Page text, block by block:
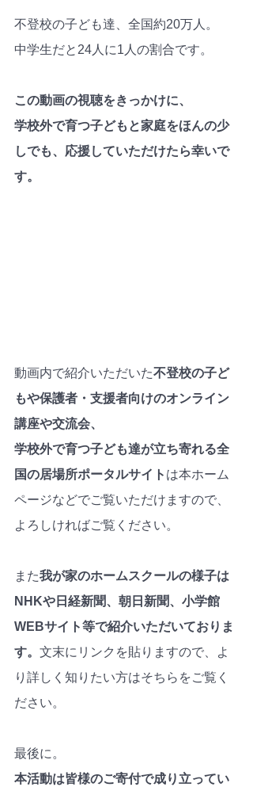
不登校の子ども達、全国約20万人。
中学生だと24人に1人の割合です。
この動画の視聴をきっかけに、
学校外で育つ子どもと家庭をほんの少
しでも、応援していただけたら幸いで
す。
動画内で紹介いただいた不登校の子ど
もや保護者・支援者向けのオンライン
講座や交流会、
学校外で育つ子ども達が立ち寄れる全
国の居場所ポータルサイト は本ホーム
ページなどでご覧いただけますので、
よろしければご覧ください。
また我が家のホームスクールの様子は
NHKや日経新聞、朝日新聞、小学館
WEBサイト等で紹介いただいておりま
す。 文末にリンクを貼りますので、よ
り詳しく知りたい方はそちらをご覧く
ださい。
最後に。
本活動は皆様のご寄付で成り立ってい